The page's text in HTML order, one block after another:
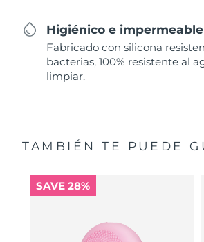
Higiénico e impermeable
Fabricado con silicona
bacterias, 100% resistente al
limpiar.
TAMBIÉN TE PUEDE
SAVE 28%